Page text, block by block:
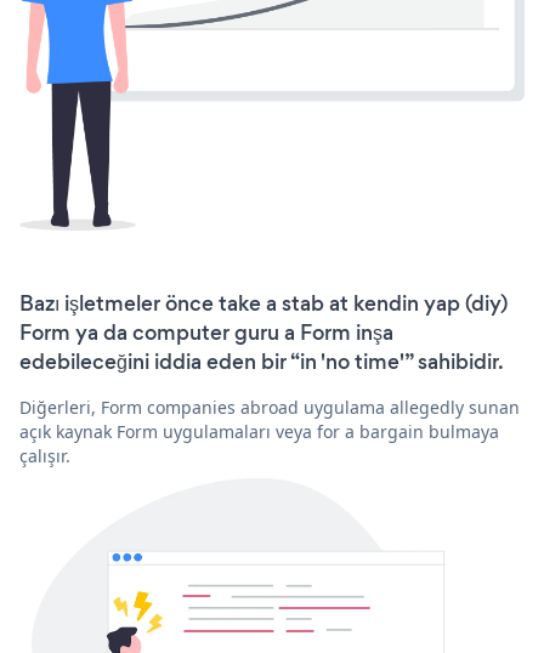
Bazı işletmeler önce take a stab at kendin yap (diy)
Form ya da computer guru a Form inşa
edebileceğini iddia eden bir “in 'no time'” sahibidir.
Diğerleri, Form companies abroad uygulama allegedly sunan
açık kaynak Form uygulamaları veya for a bargain bulmaya
çalışır.